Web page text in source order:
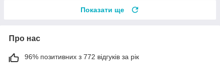
Показати ще
Про нас
96% позитивних з 772 відгуків за рік